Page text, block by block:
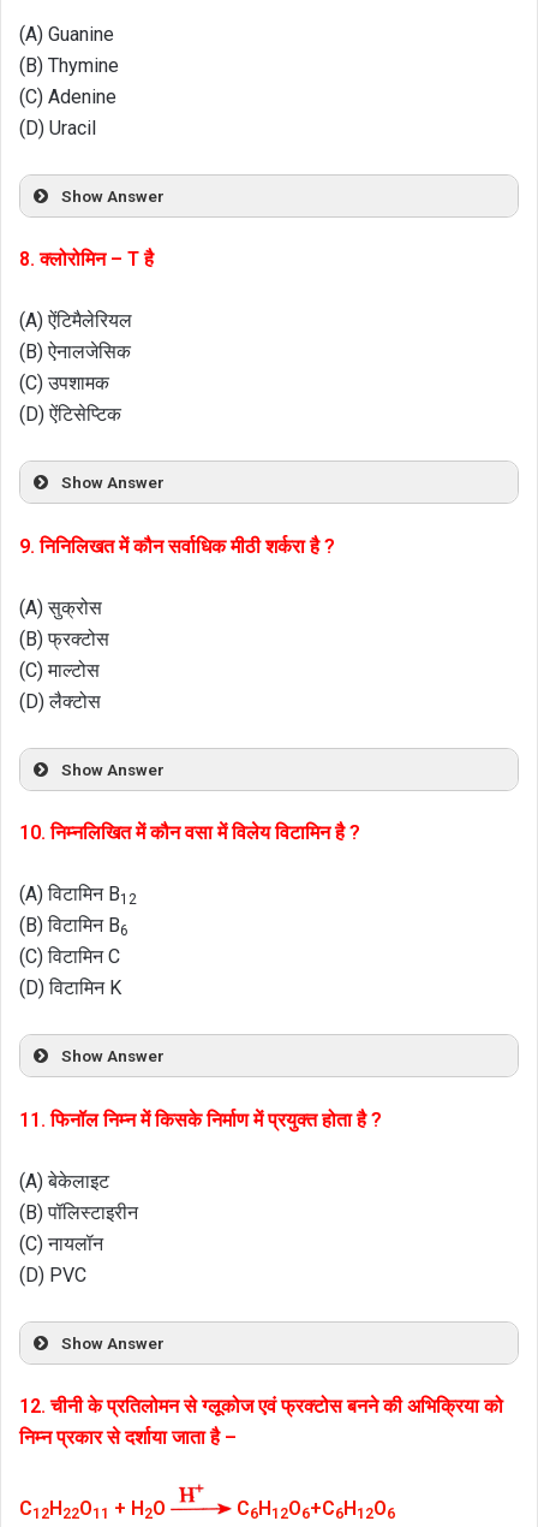
(A) Guanine
(B) Thymine
(C) Adenine
(D) Uracil
Show Answer
8. क्लोरोमिन – T है
(A) ऐंटिमैलेरियल
(B) ऐनालजेसिक
(C) उपशामक
(D) ऐंटिसेप्टिक
Show Answer
9. निनिलिखत में कौन सर्वाधिक मीठी शर्करा है ?
(A) सुक्रोस
(B) फ्रक्टोस
(C) माल्टोस
(D) लैक्टोस
Show Answer
10. निम्नलिखित में कौन वसा में विलेय विटामिन है ?
(A) विटामिन B12
(B) विटामिन B6
(C) विटामिन C
(D) विटामिन K
Show Answer
11. फिनॉल निम्न में किसके निर्माण में प्रयुक्त होता है ?
(A) बेकेलाइट
(B) पॉलिस्टाइरीन
(C) नायलॉन
(D) PVC
Show Answer
12. चीनी के प्रतिलोमन से ग्लूकोज एवं फ्रक्टोस बनने की अभिक्रिया को
निम्न प्रकार से दर्शाया जाता है –
C12 H 22O11 + H 2O C6 H 12O6+C6 H 12O6